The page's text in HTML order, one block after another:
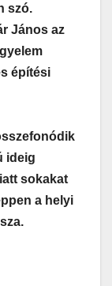
szó.
János az
építési
ideig
sokakat
a helyi